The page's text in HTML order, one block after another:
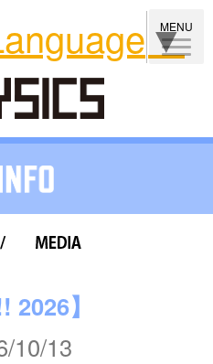
2026】
10/13
▼
MENU